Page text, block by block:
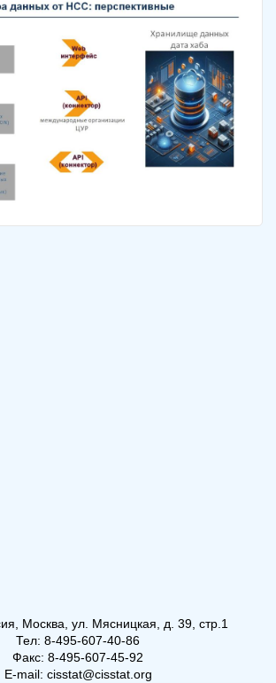
Москва, ул. Мясницкая, д. 39, стр.1
Тел: 8-495-607-40-86
Факс: 8-495-607-45-92
E-mail: cisstat@cisstat.org